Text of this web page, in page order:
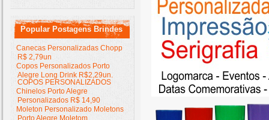
Popular Postagens Brindes
Canecas Personalizadas Chopp
R$ 2,79un
Copos Personalizados Porto
Alegre Long Drink R$2,29un.
COPOS PERSONALIZADOS
Chinelos Porto Alegre
Personalizados R$ 14,90
Moleton Personalizado Moletons
Porto Alegre Moletom